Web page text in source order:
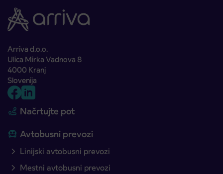
Arriva d.o.o.
Ulica Mirka Vadnova 8
4000 Kranj
Slovenija
Načrtujte pot
Avtobusni prevozi
Linijski avtobusni prevozi
Mestni avtobusni prevozi